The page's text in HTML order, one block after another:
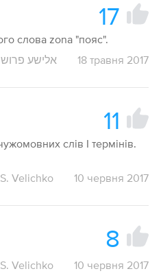
17
слова zona "пояс".
אלישע פרוש 18 травня 2017
11
слів І термінів.
S. Velichko 10 червня 2017
8
S. Velichko 10 червня 2017